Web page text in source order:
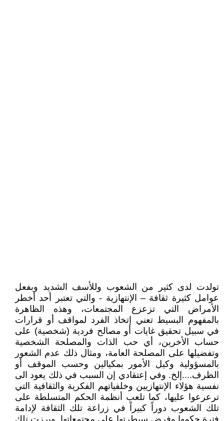
تولدت لدى كثير من الشعوب وللأسف الشديد وبفعل
عوامل كثيرة ثقافة – الإنتهازية - والتي تعتبر أحد أخطر
الأمراض التي تزعزع المجتمعات، وهذه الظاهرة
بالمفهوم البسيط تعني إتخاذ الفرد لمواقف أو قرارات
في سبيل تحقيق غايات أو مصالح فردية (شخصية) على
حساب الأخرين، أي حب الذات والمصلحة الشخصية
وتفضيلها على المصلحة العامة، ومثال ذلك عدم الشعور
بالمسؤولية وكيل الأمور بمكيالين وحسب الموقف أو
الظرف....إلخ. وفي إعتقادي إن السبب في ذلك يعود الى
نفسية هؤلاء الإنتهازيين وخلفياتهم الفكرية والثقافية التي
ترعرعوا عليها، كما تلعب أنظمة الحكم المتسلطة على
تلك الشعوب دوراً كبيراً في زراعة تلك الثقافة لإدامة